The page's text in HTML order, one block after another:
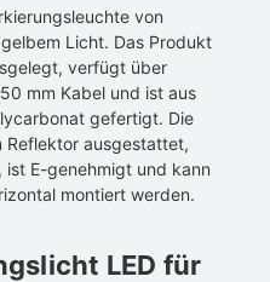
von
Licht. Das Produkt
verfügt über
mm Kabel und ist aus
gefertigt. Die
Reflektor ausgestattet,
E-genehmigt und kann
montiert werden.
LED für